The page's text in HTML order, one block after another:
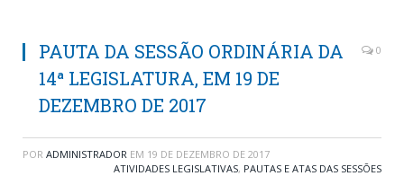
PAUTA DA SESSÃO ORDINÁRIA DA
14ª LEGISLATURA, EM 19 DE
DEZEMBRO DE 2017
0
POR ADMINISTRADOR EM 19 DE DEZEMBRO DE 2017
ATIVIDADES LEGISLATIVAS, PAUTAS E ATAS DAS SESSÕES